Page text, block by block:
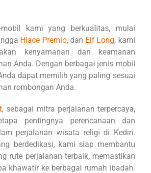
mobil kami yang berkualitas, mulai
Hiace Premio, dan Elf Long, kami
kenyamanan dan keamanan
Anda. Dengan berbagai jenis mobil
dapat memilih yang paling sesuai
rombongan Anda.
, sebagai mitra perjalanan terpercaya,
pentingnya perencanaan dan
perjalanan wisata religi di Kediri.
berdedikasi, kami siap membantu
rute perjalanan terbaik, memastikan
khawatir ke berbagai rumah ibadah.